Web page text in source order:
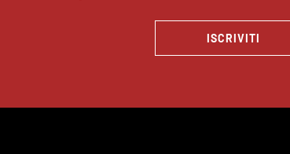
ISCRIVITI